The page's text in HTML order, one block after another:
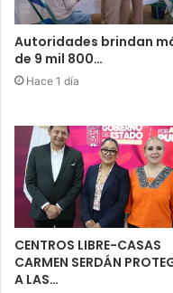
Autoridades brindan
de 9 mil 800…
Hace 1 día
CENTROS LIBRE-CASAS
CARMEN SERDÁN
A LAS…